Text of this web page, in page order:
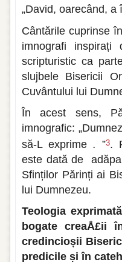
„David, oarecând,
Cântările cuprinse
imnografi
scripturistic ca
slujbele Bisericii
Cuvântului lui
În acest sens,
imnografic:
să-L exprime . ”3.
este dată de
Sfinților Părinți ai
lui Dumnezeu.
Teologia
bogate creaÅ£ii
credincioșii
predicile și în